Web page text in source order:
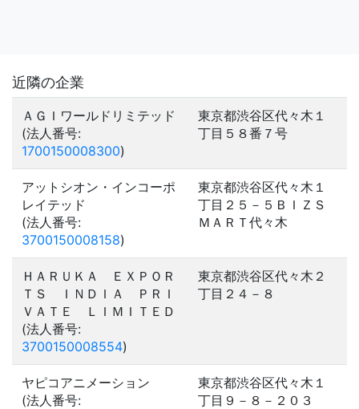
近隣の企業
ＡＧＩワールドリミテッド
(法人番号:
1700150008300)
東京都渋谷区代々木１
丁目５８番７号
アットシオン・インコーポ
レイテッド
(法人番号:
3700150008158)
東京都渋谷区代々木１
丁目２５－５ＢＩＺＳ
ＭＡＲＴ代々木
ＨＡＲＵＫＡ ＥＸＰＯＲ
ＴＳ ＩＮＤＩＡ ＰＲＩ
ＶＡＴＥ ＬＩＭＩＴＥＤ
(法人番号:
3700150008554)
東京都渋谷区代々木２
丁目２４－８
ヤピコアニメーション
(法人番号:
東京都渋谷区代々木１
丁目９－８－２０３